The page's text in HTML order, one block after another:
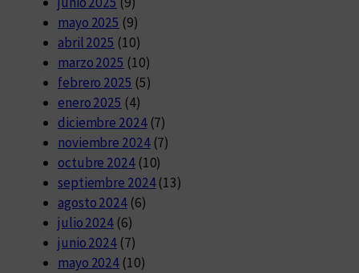
mayo 2025 (9)
abril 2025 (10)
marzo 2025 (10)
febrero 2025 (5)
enero 2025 (4)
diciembre 2024(7)
noviembre 2024(7)
octubre 2024(10)
septiembre 2024(13)
agosto 2024(6)
julio 2024 (6)
junio 2024 (7)
mayo 2024 (10)